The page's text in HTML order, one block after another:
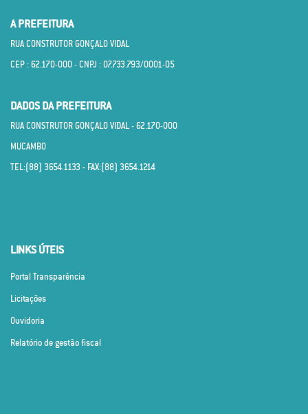
A PREFEITURA
RUA CONSTRUTOR GONÇALO VIDAL
CEP : 62.170­-000 - CNPJ : 07.733.793/0001­-05
DADOS DA PREFEITURA
RUA CONSTRUTOR GONÇALO VIDAL - 62.170­-000
MUCAMBO
TEL:(88) 3654.1133 - FAX:(88) 3654.1214
LINKS ÚTEIS
Portal Transparência
Licitações
Ouvidoria
Relatório de gestão fiscal